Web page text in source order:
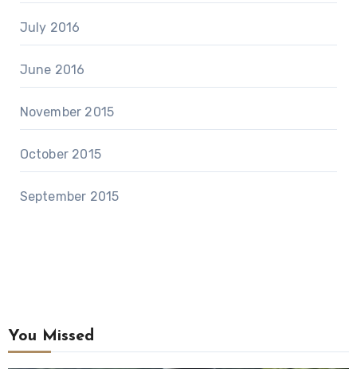
July 2016
June 2016
November 2015
October 2015
September 2015
You Missed